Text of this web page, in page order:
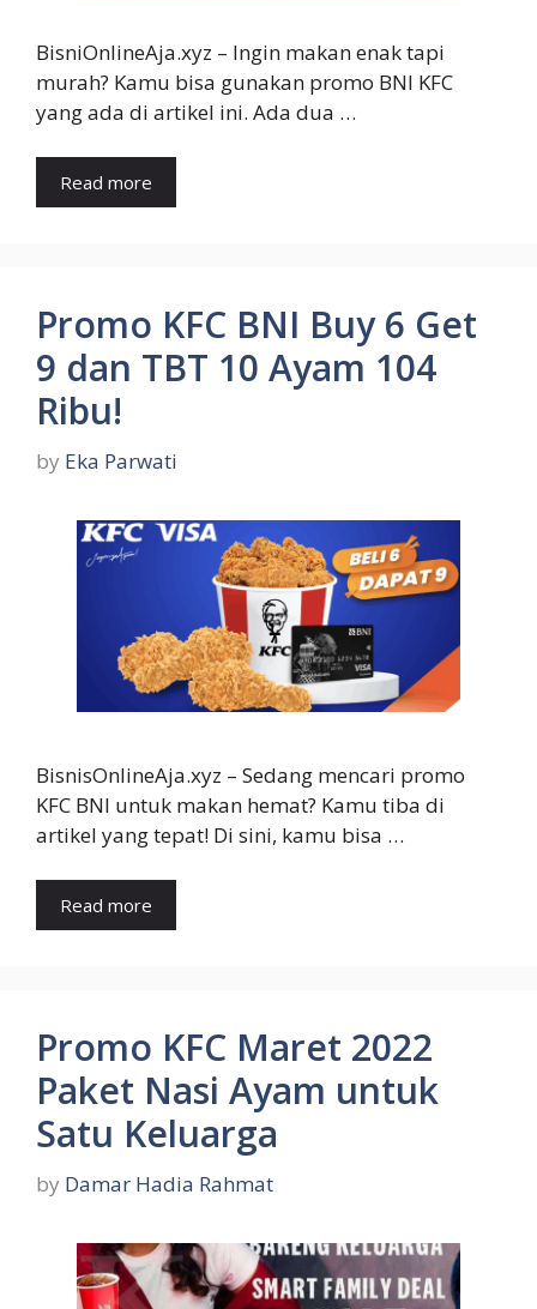
BisniOnlineAja.xyz – Ingin makan enak tapi
murah? Kamu bisa gunakan promo BNI KFC
yang ada di artikel ini. Ada dua …
Read more
Promo KFC BNI Buy 6 Get
9 dan TBT 10 Ayam 104
Ribu!
by Eka Parwati
BisnisOnlineAja.xyz – Sedang mencari promo
KFC BNI untuk makan hemat? Kamu tiba di
artikel yang tepat! Di sini, kamu bisa …
Read more
Promo KFC Maret 2022
Paket Nasi Ayam untuk
Satu Keluarga
by Damar Hadia Rahmat